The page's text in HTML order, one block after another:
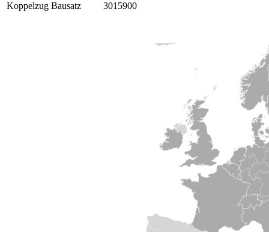
Koppelzug Bausatz
3015900